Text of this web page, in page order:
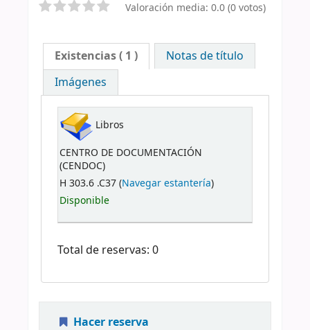
Valoración media: 0.0 (0 votos)
Existencias( 1 )
Notas de título
Imágenes
Libros
CENTRO DE DOCUMENTACIÓN
(CENDOC)
H 303.6 .C37 (Navegar estantería)
Disponible
Total de reservas: 0
Hacer reserva